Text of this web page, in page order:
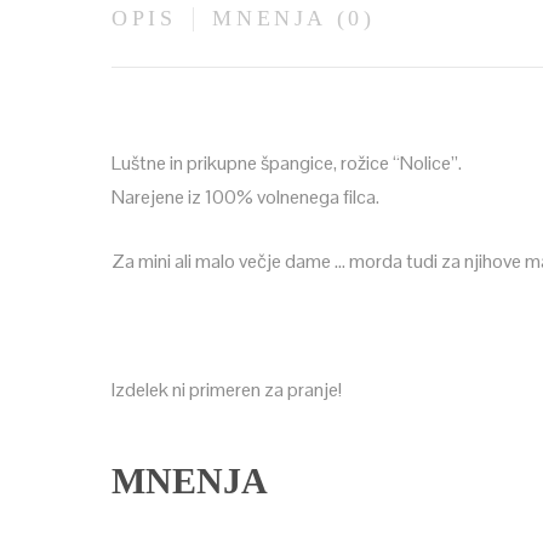
OPIS MNENJA (0)
Luštne in prikupne špangice, rožice “Nolice”.
Narejene iz 100% volnenega filca.
Za mini ali malo večje dame … morda tudi za njihove
Izdelek ni primeren za pranje!
MNENJA